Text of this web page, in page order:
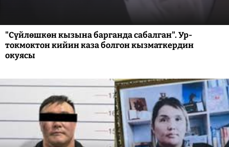
"Сүйлөшкөн кызына барганда сабалган". Ур-
токмоктон кийин каза болгон кызматкердин
окуясы